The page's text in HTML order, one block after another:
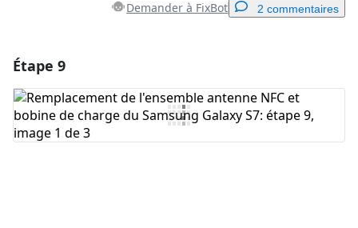
Demander à FixBot 2 commentaires
Ajouter un commentaire
Étape 9